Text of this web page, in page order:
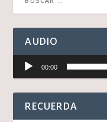
AUDIO
Reproductor
audio
00:00
RECUERDA